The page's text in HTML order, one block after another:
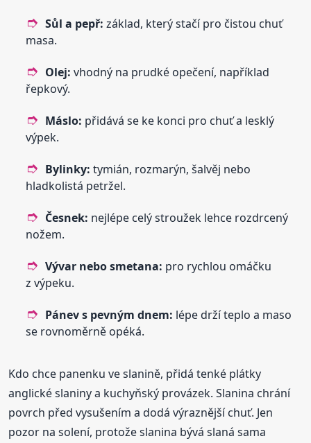
Sůl a pepř: základ, který stačí pro čistou chuť
masa.
Olej: vhodný na prudké opečení, například
řepkový.
Máslo: přidává se ke konci pro chuť a lesklý
výpek.
Bylinky: tymián, rozmarýn, šalvěj nebo
hladkolistá petržel.
Česnek: nejlépe celý stroužek lehce rozdrcený
nožem.
Vývar nebo smetana: pro rychlou omáčku
z výpeku.
Pánev s pevným dnem: lépe drží teplo a maso
se rovnoměrně opéká.
Kdo chce panenku ve slanině, přidá tenké plátky
anglické slaniny a kuchyňský provázek. Slanina chrání
povrch před vysušením a dodá výraznější chuť. Jen
pozor na solení, protože slanina bývá slaná sama